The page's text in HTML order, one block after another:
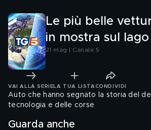
Le più belle
in mostra sul
21 mag | Canale 5
VAI ALLA SERIE LA TUA LISTA CONDIVIDI
Auto che hanno segnato la storia del
tecnologia e delle corse
Guarda anche